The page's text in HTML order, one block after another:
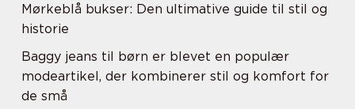
Mørkeblå bukser: Den ultimative guide til stil og
historie
Baggy jeans til børn er blevet en populær
modeartikel, der kombinerer stil og komfort for
de små